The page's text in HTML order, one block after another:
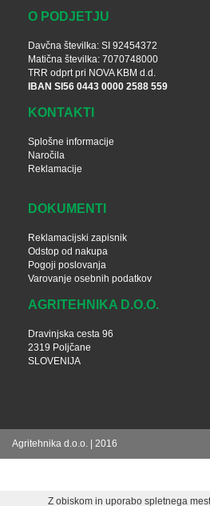
O PODJETJU
Davčna številka: SI 92454372
Matična številka: 7070748000
TRR odprt pri NOVA KBM d.d.
IBAN SI56 0443 0000 2588 559
KONTAKTI
Splošne informacije
Naročila
Reklamacije
DOKUMENTI
Reklamacijski zapisnik
Odstop od nakupa
Pogoji poslovanja
Varovanje osebnih podatkov
AGRITEHNIKA D.O.O.
Dravinjska cesta 96
2319 Poljčane
SLOVENIJA
Agritehnika d.o.o. | 2016
Z obiskom in uporabo spletnega